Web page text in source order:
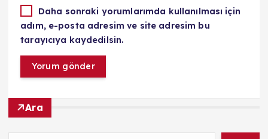
Daha sonraki yorumlarımda kullanılması için
adım, e-posta adresim ve site adresim bu
tarayıcıya kaydedilsin.
Ara